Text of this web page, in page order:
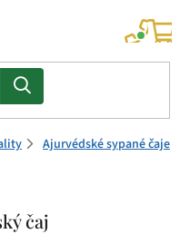
Ajurvédské sypané čaje
čaj